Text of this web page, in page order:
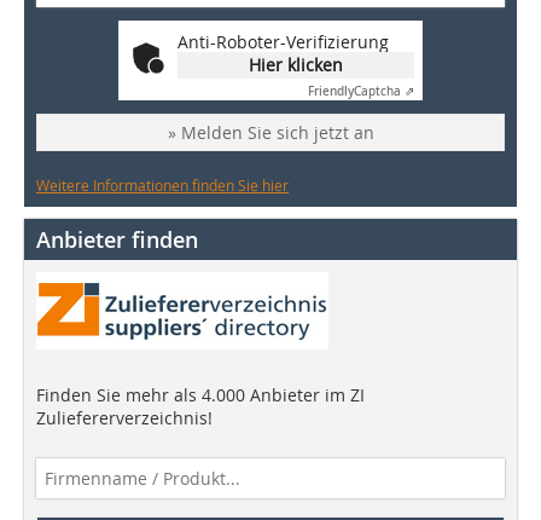
Anti-Roboter-Verifizierung
Hier klicken
FriendlyCaptcha ⇗
» Melden Sie sich jetzt an
Weitere Informationen finden Sie hier
Anbieter finden
Finden Sie mehr als 4.000 Anbieter im ZI
Zuliefererverzeichnis!